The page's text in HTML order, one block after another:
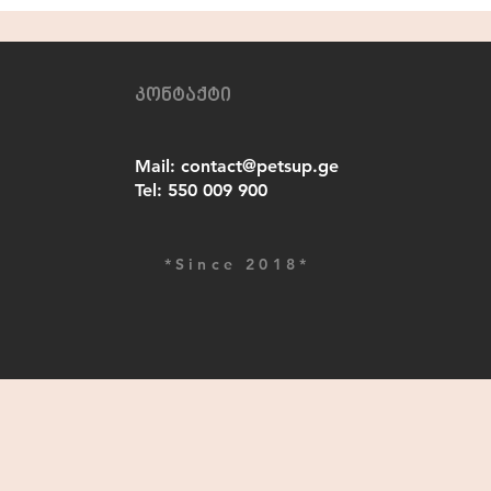
Mail: contact@petsup.ge
Tel: 550 009 900
კონტაქტი
*Since 2018*